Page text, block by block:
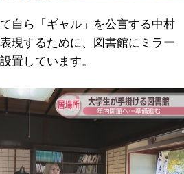
自ら「ギャル」を公言する中村
現するために、図書館にミラー
置しています。